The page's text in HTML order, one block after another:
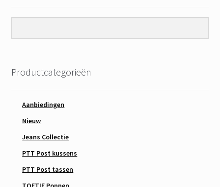
Productcategorieën
Aanbiedingen
Nieuw
Jeans Collectie
PTT Post kussens
PTT Post tassen